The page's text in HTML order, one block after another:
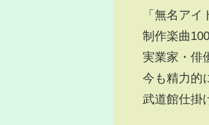
「無名アイ
制作楽曲
実業家・俳
今も精力的
武道館仕掛